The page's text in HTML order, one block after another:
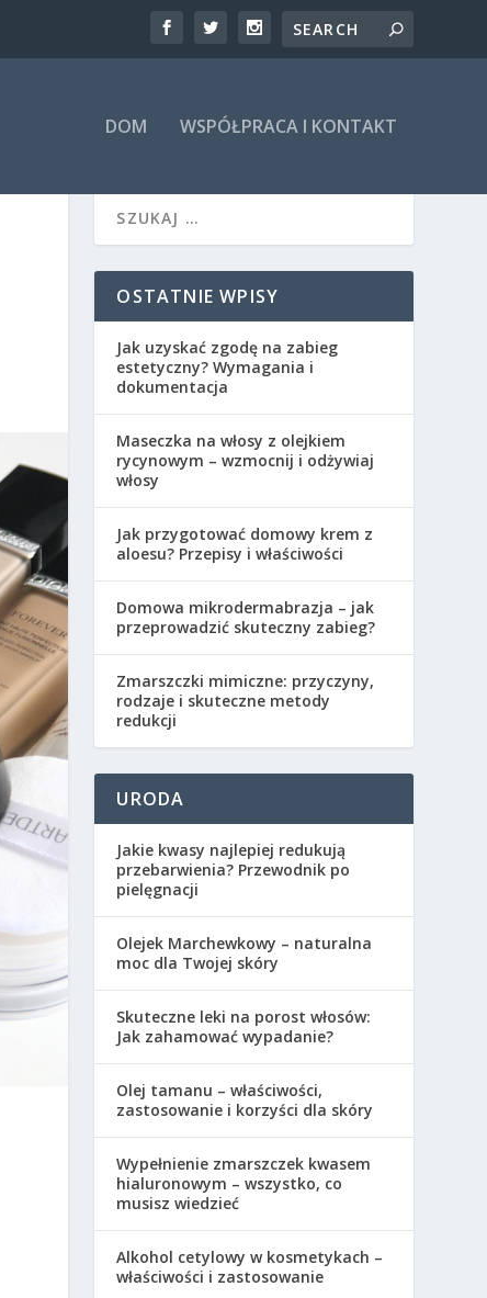
DOM WSPÓŁPRACA I KONTAKT
OSTATNIE WPISY
Jak uzyskać zgodę na zabieg
estetyczny? Wymagania i
dokumentacja
Maseczka na włosy z olejkiem
rycynowym – wzmocnij i odżywiaj
włosy
Jak przygotować domowy krem z
aloesu? Przepisy i właściwości
Domowa mikrodermabrazja – jak
przeprowadzić skuteczny zabieg?
Zmarszczki mimiczne: przyczyny,
rodzaje i skuteczne metody
redukcji
URODA
Jakie kwasy najlepiej redukują
przebarwienia? Przewodnik po
pielęgnacji
Olejek Marchewkowy – naturalna
moc dla Twojej skóry
Skuteczne leki na porost włosów:
Jak zahamować wypadanie?
Olej tamanu – właściwości,
zastosowanie i korzyści dla skóry
Wypełnienie zmarszczek kwasem
hialuronowym – wszystko, co
musisz wiedzieć
Alkohol cetylowy w kosmetykach –
właściwości i zastosowanie